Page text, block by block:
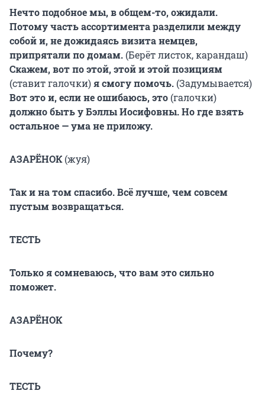
Нечто подобное мы, в общем-то, ожидали.
Потому часть ассортимента разделили между
собой и, не дожидаясь визита немцев,
припрятали по домам. (Берёт листок, карандаш)
Скажем, вот по этой, этой и этой позициям
(ставит галочки)я смогу помочь. (Задумывается)
Вот это и, если не ошибаюсь, это (галочки)
должно быть у Бэллы Иосифовны. Но где взять
остальное — ума не приложу.
АЗАРЁНОК (жуя)
Так и на том спасибо. Всё лучше, чем совсем
пустым возвращаться.
ТЕСТЬ
Только я сомневаюсь, что вам это сильно
поможет.
АЗАРЁНОК
Почему?
ТЕСТЬ